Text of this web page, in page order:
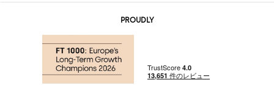
Community Store
返品と返金
PROUDLY